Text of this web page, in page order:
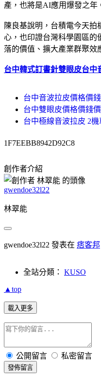
產，也將是AI應用爆發之年
陳良基說明，台積電今天
心，也印證台灣科學園區的
落的價值、擴大產業群聚效
台中韓式訂書針雙眼皮台中
台中音波拉皮價格價
台中雙眼皮價格價錢
台中極線音波拉皮 2
1F7EEBB8942D92C8
創作者介紹
gwendoe32l22
林翠能
gwendoe32l22 發表在 痞客邦
全站分類： KUSO
▲top
載入更多
公開留言 私密留言
發佈留言